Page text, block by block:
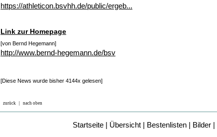
https://athleticon.bsvhh.de/public/ergeb...
Link zur Homepage
[von Bernd Hegemann]
http://www.bernd-hegemann.de/bsv
[Diese News wurde bisher 4144x gelesen]
zurück nach oben
Startseite | Übersicht | Bestenlisten | Bilder |